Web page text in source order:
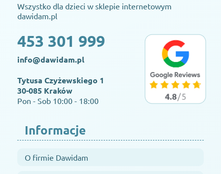
Wszystko dla dzieci w sklepie internetowym
dawidam.pl
453 301 999
info@dawidam.pl
Tytusa Czyżewskiego 1
30-085 Kraków
Pon - Sob 10:00 - 18:00
Informacje
O firmie Dawidam